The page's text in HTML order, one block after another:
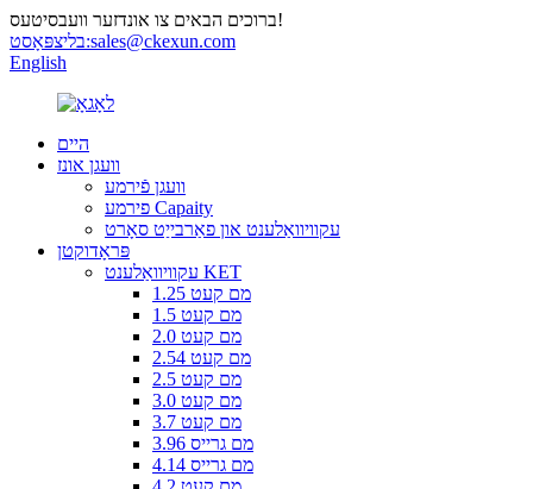
ברוכים הבאים צו אונדזער וועבסיטעס!
בליצפּאָסט:sales@ckexun.com
English
היים
וועגן אונז
וועגן פֿירמע
פירמע Capaity
עקוויוואַלענט און פאַרבייַט סאָרט
פּראָדוקטן
עקוויוואַלענט KET
1.25 מם קעט
1.5 מם קעט
2.0 מם קעט
2.54 מם קעט
2.5 מם קעט
3.0 מם קעט
3.7 מם קעט
3.96 מם גרייס
4.14 מם גרייס